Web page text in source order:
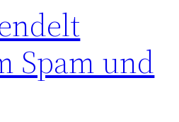
Spam und